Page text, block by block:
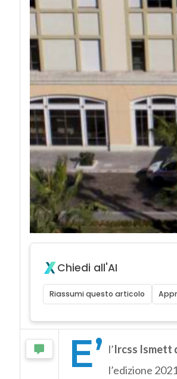
Chiedi all'AI
Riassumi questo articolo
E’ l’Ircss Ismett
l’edizione